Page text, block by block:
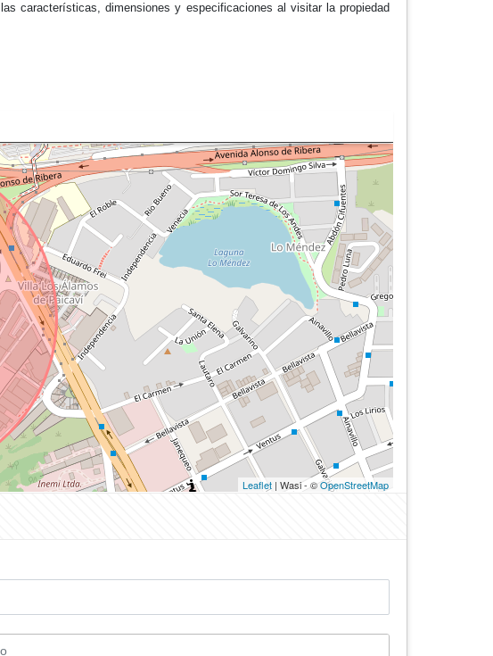
características, dimensiones y especificaciones al visitar la propiedad
Leaflet | Wasi - ©OpenStreetMap